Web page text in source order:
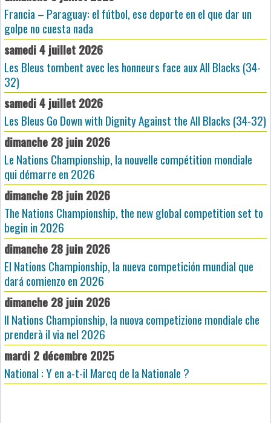
Francia – Paraguay: el fútbol, ese deporte en el que dar un
golpe no cuesta nada
samedi 4 juillet 2026
Les Bleus tombent avec les honneurs face aux All Blacks (34-
32)
samedi 4 juillet 2026
Les Bleus Go Down with Dignity Against the All Blacks (34-32)
dimanche 28 juin 2026
Le Nations Championship, la nouvelle compétition mondiale
qui démarre en 2026
dimanche 28 juin 2026
The Nations Championship, the new global competition set to
begin in 2026
dimanche 28 juin 2026
El Nations Championship, la nueva competición mundial que
dará comienzo en 2026
dimanche 28 juin 2026
Il Nations Championship, la nuova competizione mondiale che
prenderà il via nel 2026
mardi 2 décembre 2025
National : Y en a-t-il Marcq de la Nationale ?